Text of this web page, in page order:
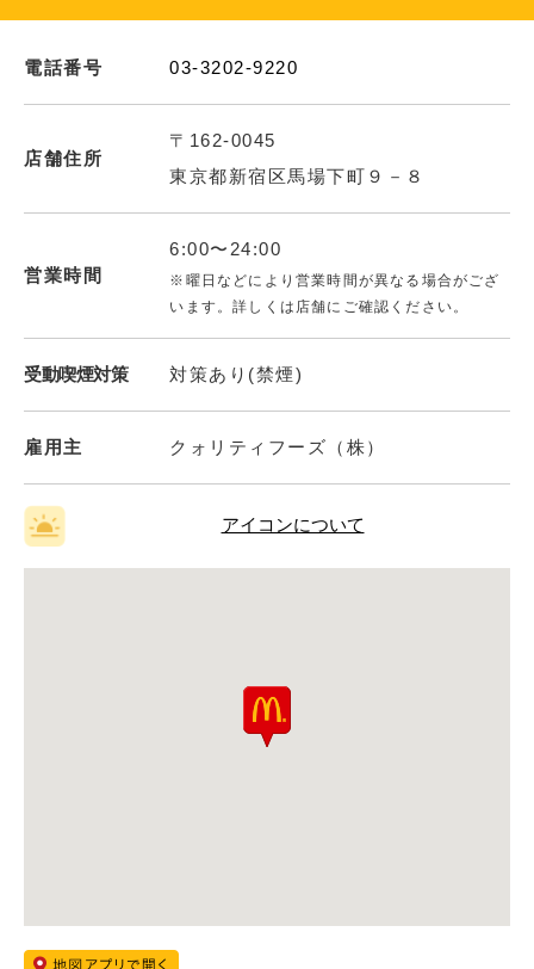
電話番号 03-3202-9220
店舗住所
〒162-0045
東京都新宿区馬場下町９－８
営業時間
6:00〜24:00
※曜日などにより営業時間が異なる場合がござ
います。詳しくは店舗にご確認ください。
受動喫煙対策 対策あり(禁煙)
雇用主 クォリティフーズ（株）
アイコンについて